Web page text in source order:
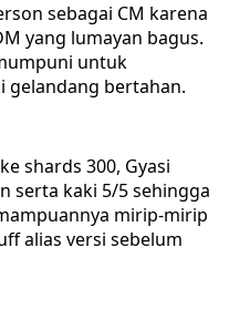
sebagai CM karena
yang lumayan bagus.
untuk
gelandang bertahan.
shards 300, Gyasi
serta kaki 5/5 sehingga
mirip-mirip
alias versi sebelum